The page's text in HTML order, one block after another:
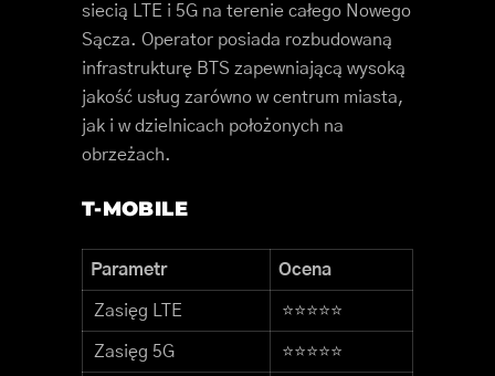
siecią LTE i 5G na terenie całego Nowego
Sącza. Operator posiada rozbudowaną
infrastrukturę BTS zapewniającą wysoką
jakość usług zarówno w centrum miasta,
jak i w dzielnicach położonych na
obrzeżach.
T-MOBILE
Parametr Ocena
Zasięg LTE ⭐⭐⭐⭐⭐
Zasięg 5G ⭐⭐⭐⭐⭐